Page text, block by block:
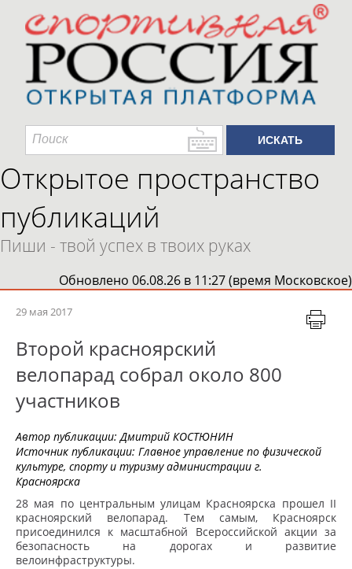
Открытое пространство
публикаций
Пиши - твой успех в твоих руках
Обновлено 06.08.26 в 11:27 (время Московское)
29 мая 2017
Второй красноярский
велопарад собрал около 800
участников
Автор публикации:Дмитрий КОСТЮНИН
Источник публикации: Главное управление по физической
культуре, спорту и туризму администрации г.
Красноярска
28 мая по центральным улицам Красноярска прошел II
красноярский велопарад. Тем самым, Красноярск
присоединился к масштабной Всероссийской акции за
безопасность на дорогах и развитие
велоинфраструктуры.